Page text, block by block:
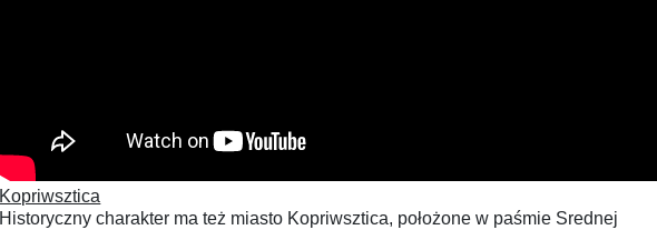
Kopriwsztica
Historyczny charakter ma też miasto Kopriwsztica, położone w paśmie Srednej